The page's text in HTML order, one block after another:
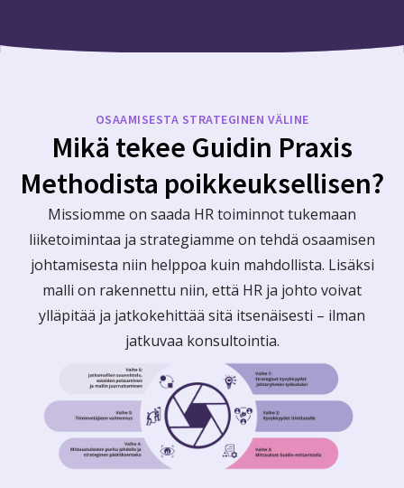
OSAAMISESTA STRATEGINEN VÄLINE
Mikä tekee Guidin Praxis
Methodista poikkeuksellisen?
Missiomme on saada HR toiminnot tukemaan
liiketoimintaa ja strategiamme on tehdä osaamisen
johtamisesta niin helppoa kuin mahdollista. Lisäksi
malli on rakennettu niin, että HR ja johto voivat
ylläpitää ja jatkokehittää sitä itsenäisesti – ilman
jatkuvaa konsultointia.